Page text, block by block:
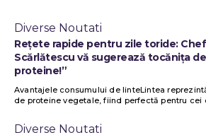
Diverse Noutati
Rețete rapide pentru zile toride:
Scărlătescu vă sugerează tocănița
proteine!”
Avantajele consumului de linteLintea
de proteine vegetale, fiind perfectă pentru cei
Diverse Noutati